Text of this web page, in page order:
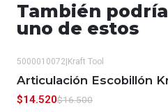
También
uno de estos
-12% OFF
5000010072 Kraft Tool
Articulación Escobillón
$14.520$16.500